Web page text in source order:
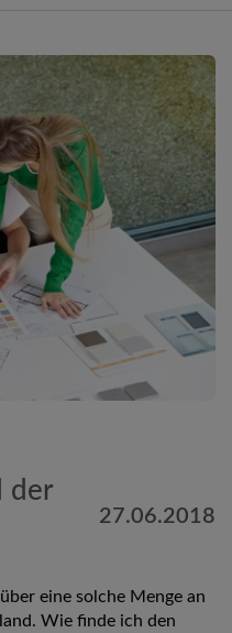
der
27.06.2018
eine solche Menge an
Wie finde ich den